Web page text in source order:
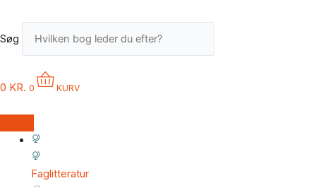
Søg
0 KR. 0 KURV
Faglitteratur